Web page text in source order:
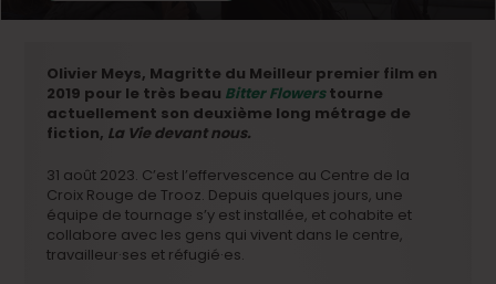
Olivier Meys, Magritte du Meilleur premier film en
2019 pour le très beau Bitter Flowerstourne
actuellement son deuxième long métrage de
fiction, La Vie devant nous.
31 août 2023. C’est l’effervescence au Centre de la
Croix Rouge de Trooz. Depuis quelques jours, une
équipe de tournage s’y est installée, et cohabite et
collabore avec les gens qui vivent dans le centre,
travailleur·ses et réfugié·es.